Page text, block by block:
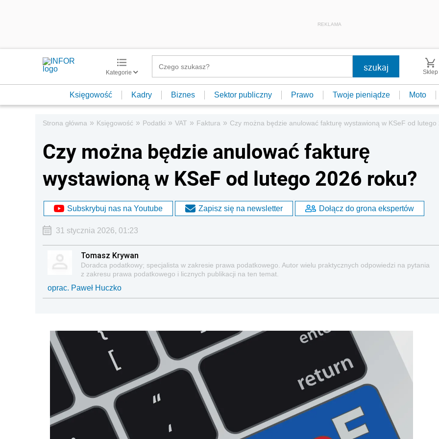
REKLAMA
Kategorie Sklep
Księgowość Kadry Biznes Sektor publiczny Prawo Twoje pieniądze Moto
Strona główna » Księgowość » Podatki » VAT » Faktura » Czy można będzie anulować fakturę wystawioną w KSeF od lutego
Czy można będzie anulować fakturę
wystawioną w KSeF od lutego 2026 roku?
Subskrybuj nas na Youtube Zapisz się na newsletter Dołącz do grona ekspertów
31 stycznia 2026, 01:23
Tomasz Krywan
Doradca podatkowy; specjalista w zakresie prawa podatkowego. Autor wielu praktycznych odpowiedzi na pytania
z zakresu prawa podatkowego i licznych publikacji na ten temat.
oprac. Paweł Huczko